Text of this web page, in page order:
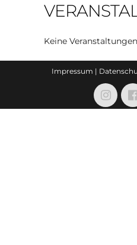
Keine
Impressum |